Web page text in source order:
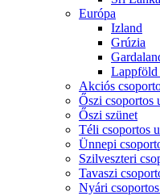
Európa
Izland
Grúzia
Lappföld
Akciós
Őszi csoportos
Őszi szünet
Téli csoportos
Ünnepi
Szilveszteri
Tavaszi
Nyári